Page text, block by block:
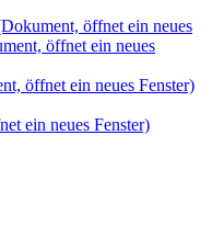
öffnet ein neues
öffnet ein neues
öffnet ein neues Fenster)
ein neues Fenster)